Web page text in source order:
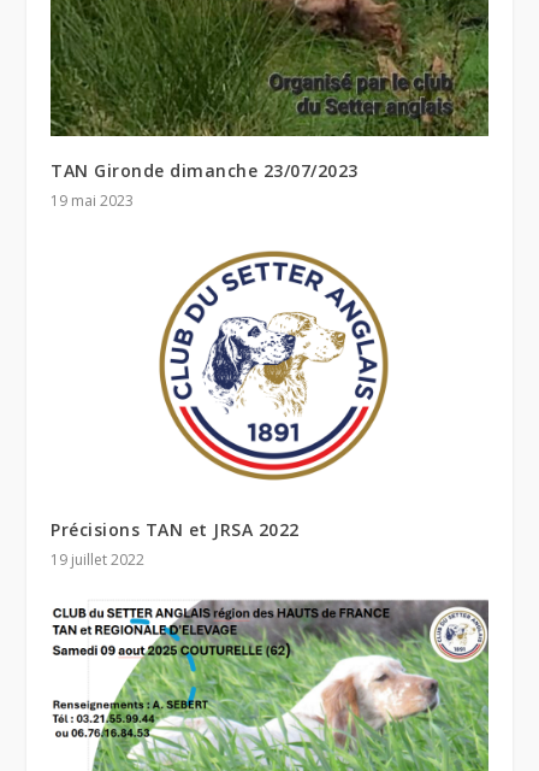
TAN Gironde dimanche 23/07/2023
19 mai 2023
Précisions TAN et JRSA 2022
19 juillet 2022